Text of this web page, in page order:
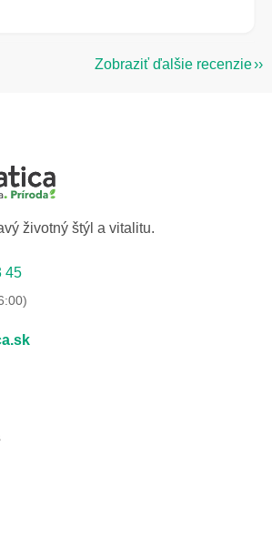
Zobraziť ďalšie recenzie
životný štýl a vitalitu.
45